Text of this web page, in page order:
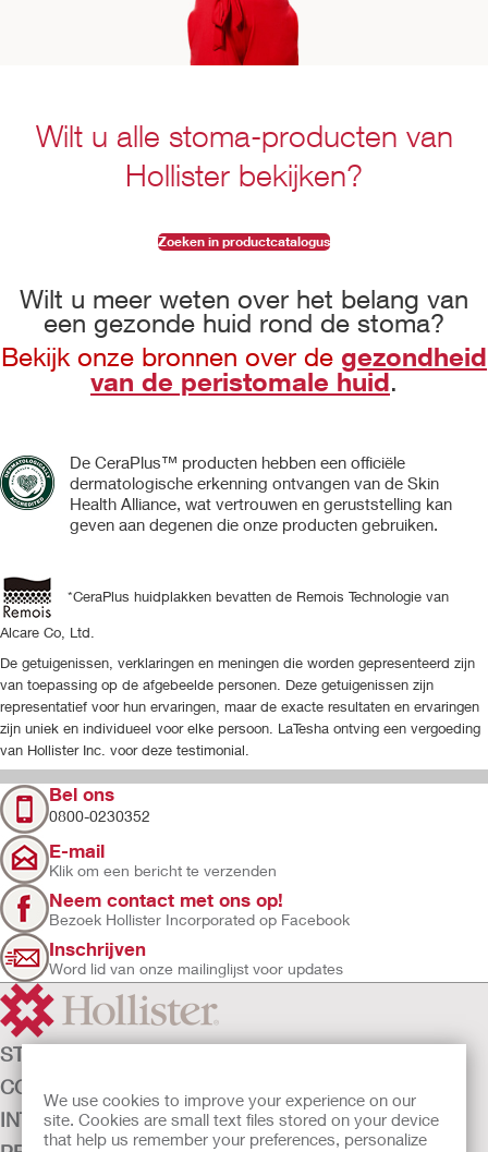
We use cookies to improve your experience on our
site. Cookies are small text files stored on your device
that help us remember your preferences, personalize
Wilt u alle stoma-producten van
Hollister bekijken?
Zoeken in productcatalogus
Wilt u meer weten over het belang van
een gezonde huid rond de stoma?
Bekijk onze bronnen over de gezondheid
van de peristomale huid.
De CeraPlus™ producten hebben een officiële
dermatologische erkenning ontvangen van de Skin
Health Alliance, wat vertrouwen en geruststelling kan
geven aan degenen die onze producten gebruiken.
*CeraPlus huidplakken bevatten de Remois Technologie van
Alcare Co, Ltd.
De getuigenissen, verklaringen en meningen die worden gepresenteerd zijn
van toepassing op de afgebeelde personen. Deze getuigenissen zijn
representatief voor hun ervaringen, maar de exacte resultaten en ervaringen
zijn uniek en individueel voor elke persoon. LaTesha ontving een vergoeding
van Hollister Inc. voor deze testimonial.
Bel ons
0800-0230352
E-mail
Klik om een bericht te verzenden
Neem contact met ons op!
Bezoek Hollister Incorporated op Facebook
Inschrijven
Word lid van onze mailinglijst voor updates
STOMAZORG
CONTINENTIEZORG
INTENSIEVE ZORG